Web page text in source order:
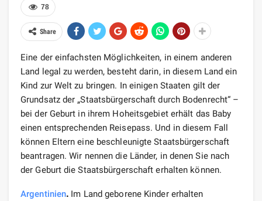
78
Share
Eine der einfachsten Möglichkeiten, in einem anderen
Land legal zu werden, besteht darin, in diesem Land ein
Kind zur Welt zu bringen. In einigen Staaten gilt der
Grundsatz der „Staatsbürgerschaft durch Bodenrecht“ –
bei der Geburt in ihrem Hoheitsgebiet erhält das Baby
einen entsprechenden Reisepass. Und in diesem Fall
können Eltern eine beschleunigte Staatsbürgerschaft
beantragen. Wir nennen die Länder, in denen Sie nach
der Geburt die Staatsbürgerschaft erhalten können.
Argentinien. Im Land geborene Kinder erhalten